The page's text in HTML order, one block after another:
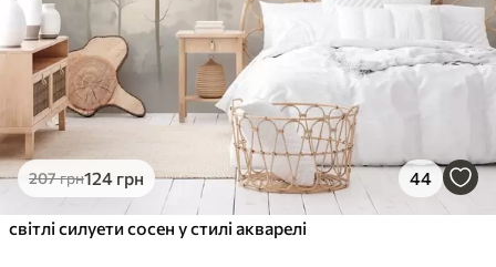
207грн124 грн 44
світлі силуети сосен у стилі акварелі